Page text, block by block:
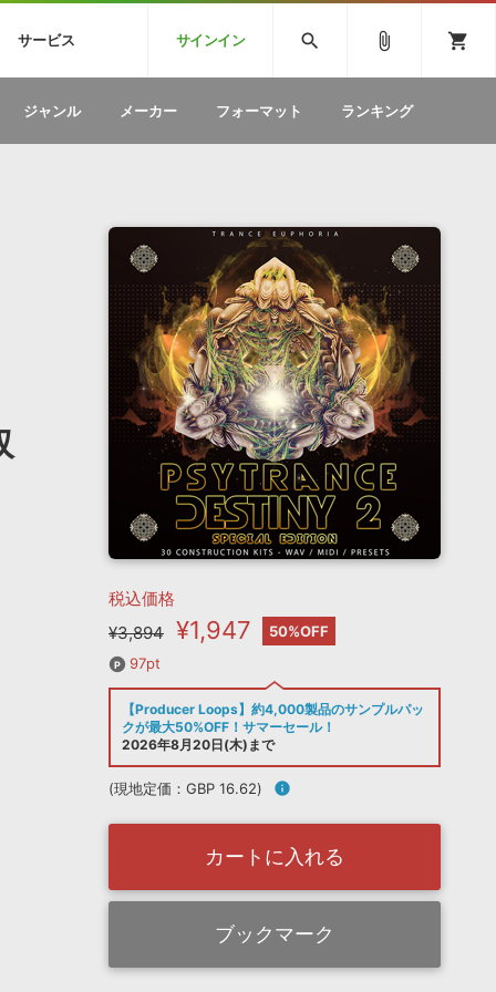
製品一覧
ランキング
テクニカルサポート窓口
サービス
めの無
ボーカルパートの制作が自由自在な、次世代
型ボーカル・エディタ
サインイン search
SPITFIRE AUDIO
効果音 BGM
attach_file shopping_cart
ジャンル メーカー フォーマット ランキング
税込価格
¥3,894 ¥1,947
50%OFF
97pt
【Producer Loops】約4,000製品のサンプルパッ
クが最大50%OFF！サマーセール！
2026年8月20日(木)まで
(現地定価：GBP 16.62) info
カートに入れる
ブックマーク